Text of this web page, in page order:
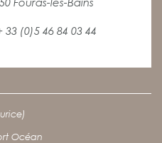
33 (0)5 46 84 03 44
Océan